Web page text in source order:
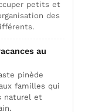
petits et
des
au
pinède
familles qui
naturel et